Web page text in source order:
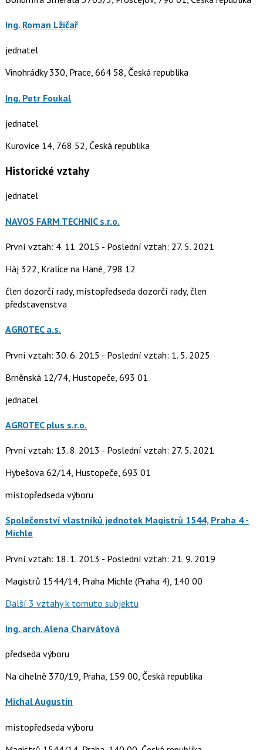
Ing. Roman Lžičař
jednatel
Vinohrádky 330, Prace, 664 58, Česká republika
Ing. Petr Foukal
jednatel
Kurovice 14, 768 52, Česká republika
Historické vztahy
jednatel
NAVOS FARM TECHNIC s.r.o.
První vztah: 4. 11. 2015 - Poslední vztah: 27. 5. 2021
Háj 322, Kralice na Hané, 798 12
člen dozorčí rady, místopředseda dozorčí rady, člen
představenstva
AGROTEC a.s.
První vztah: 30. 6. 2015 - Poslední vztah: 1. 5. 2025
Brněnská 12/74, Hustopeče, 693 01
jednatel
AGROTEC plus s.r.o.
První vztah: 13. 8. 2013 - Poslední vztah: 27. 5. 2021
Hybešova 62/14, Hustopeče, 693 01
místopředseda výboru
Společenství vlastníků jednotek Magistrů 1544, Praha 4 -
Michle
První vztah: 18. 1. 2013 - Poslední vztah: 21. 9. 2019
Magistrů 1544/14, Praha Michle (Praha 4), 140 00
Další 3 vztahy k tomuto subjektu
Ing. arch. Alena Charvátová
předseda výboru
Na cihelně 370/19, Praha, 159 00, Česká republika
Michal Augustin
místopředseda výboru